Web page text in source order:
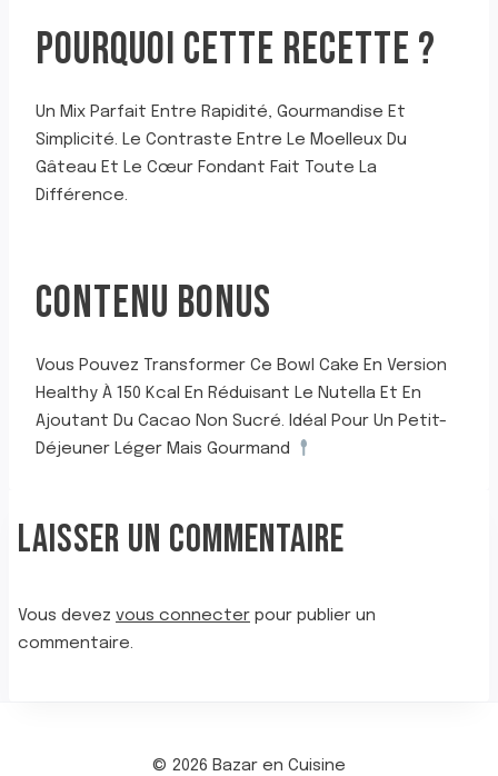
POURQUOI CETTE RECETTE ?
Un Mix Parfait Entre Rapidité, Gourmandise Et
Simplicité. Le Contraste Entre Le Moelleux Du
Gâteau Et Le Cœur Fondant Fait Toute La
Différence.
CONTENU BONUS
Vous Pouvez Transformer Ce Bowl Cake En Version
Healthy À 150 Kcal En Réduisant Le Nutella Et En
Ajoutant Du Cacao Non Sucré. Idéal Pour Un Petit-
Déjeuner Léger Mais Gourmand
LAISSER UN COMMENTAIRE
Vous devez vous connecter pour publier un
commentaire.
© 2026 Bazar en Cuisine